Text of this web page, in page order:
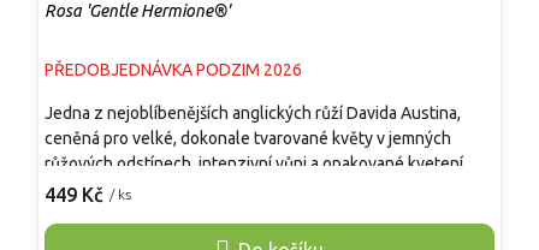
Rosa 'Gentle Hermione®'
PŘEDOBJEDNÁVKA PODZIM 2026
449 Kč / ks
Jedna z nejoblíbenějších anglických růží Davida Austina,
ceněná pro velké, dokonale tvarované květy v jemných
růžových odstínech, intenzivní vůni a opakované kvetení.
Dorůstá 100–130 cm a vytváří hustý, vzpřímený keř s
června až do prvních mrazů kvete velkými, plnými